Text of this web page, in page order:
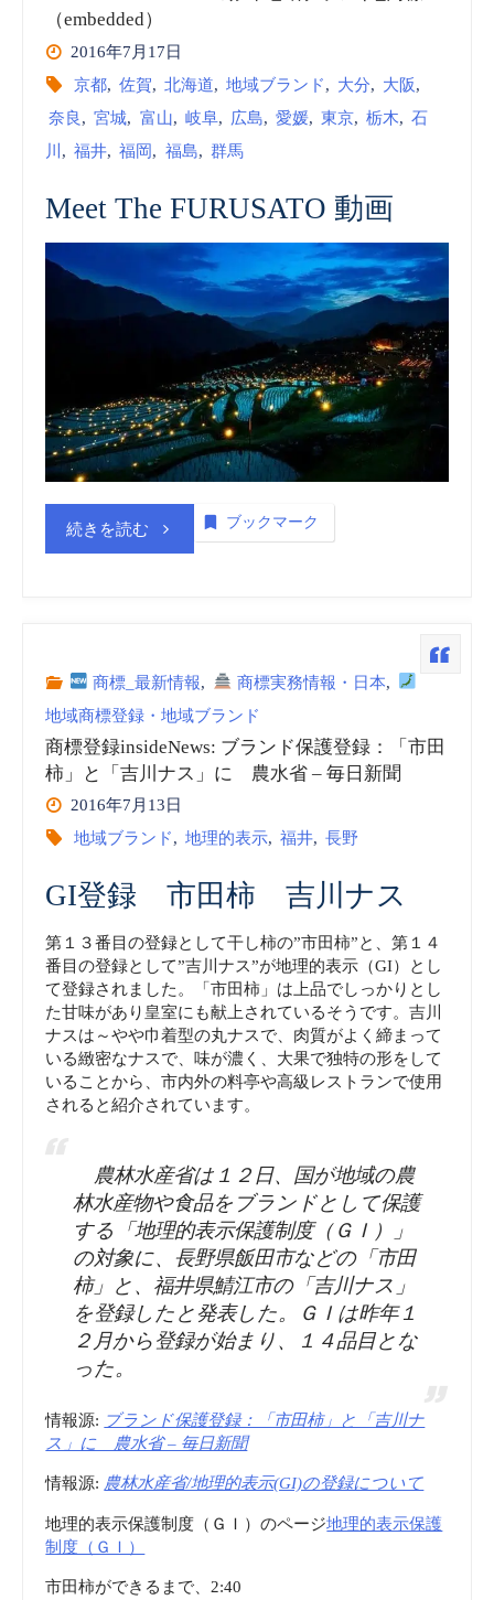
ブ
ラ
ン
を
商
か
ら
ラ
ド・
標
録
国
ご
品
vol.18”
（embedded）
2016年7月17日
京都, 佐賀, 北海道, 地域ブランド, 大分, 大阪,
奈良, 宮城, 富山, 岐阜, 広島, 愛媛, 東京, 栃木, 石
川 , 福井, 福岡, 福島, 群馬
Meet The FURUSATO 動画
続きを読む“Meet
動
画
地
ン
ド
標
（embedded）”
ブックマーク
商標_最新情報, 商標実務情報・日本,
地域商標登録・地域ブランド
商標登録insideNews: ブランド保護登録：「市田
柿」と「吉川ナス」に 農水省 – 毎日新聞
2016年7月13日
地域ブランド, 地理的表示, 福井, 長野
GI登録 市田柿 吉川ナス
第１３番目の登録として干し柿の”市田柿”と、第１４
番目の登録として”吉川ナス”が地理的表示（GI）とし
て登録されました。「市田柿」は上品でしっかりとし
た甘味があり皇室にも献上されているそうです。吉川
ナスは～やや巾着型の丸ナスで、肉質がよく締まって
いる緻密なナスで、味が濃く、大果で独特の形をして
いることから、市内外の料亭や高級レストランで使用
されると紹介されています。
農林水産省は１２日、国が地域の農
林水産物や食品をブランドとして保護
する「地理的表示保護制度（ＧＩ）」
の対象に、長野県飯田市などの「市田
柿」と、福井県鯖江市の「吉川ナス」
を登録したと発表した。ＧＩは昨年１
２月から登録が始まり、１４品目とな
った。
情報源: ブランド保護登録：「市田柿」と「吉川ナ
ス」に 農水省 – 毎日新聞
情報源: 農林水産省/地理的表示(GI)の登録について
地理的表示保護制度（ＧＩ）のページ地理的表示保護
制度（ＧＩ）
市田柿ができるまで、2:40